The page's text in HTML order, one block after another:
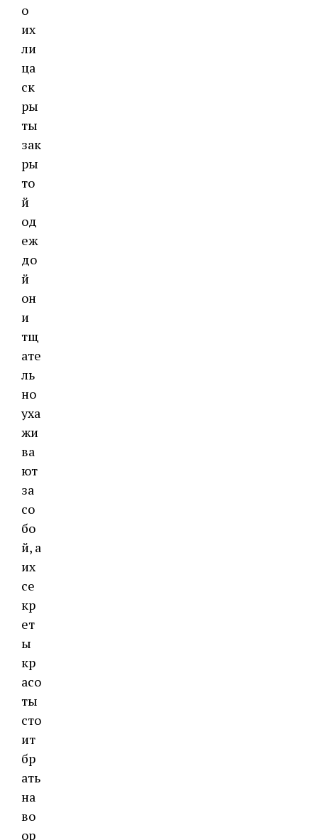
о
их
ли
ца
ск
ры
ты
зак
ры
то
й
од
еж
до
й
он
и
тщ
ате
ль
но
уха
жи
ва
ют
за
со
бо
й, а
их
се
кр
ет
ы
кр
асо
ты
сто
ит
бр
ать
на
во
ор